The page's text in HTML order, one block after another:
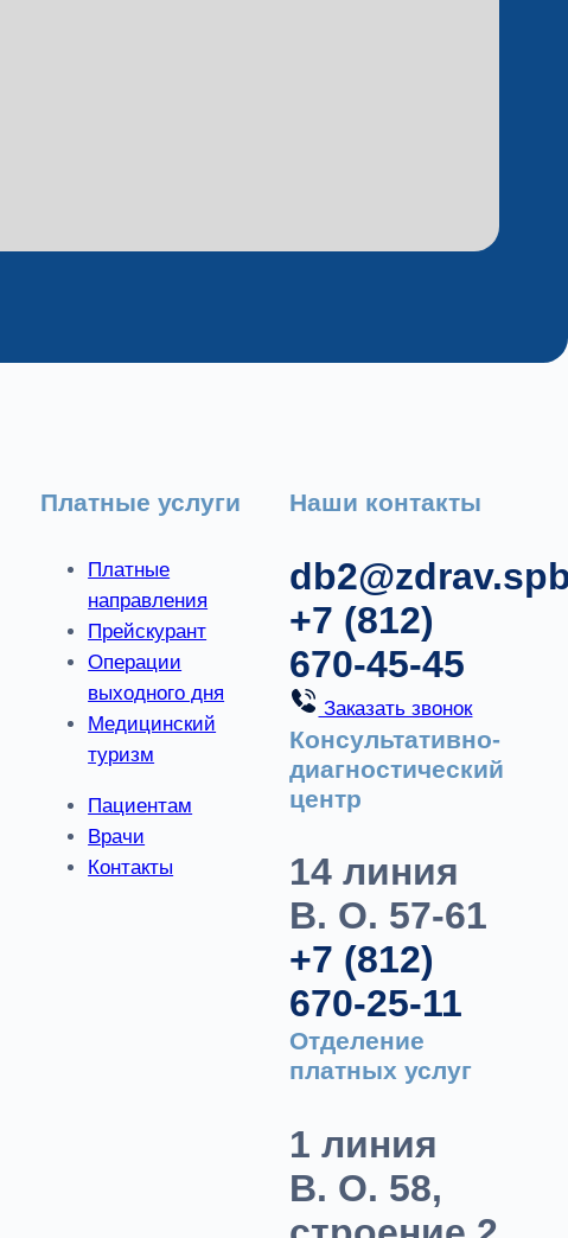
Платные услуги
Платные
направления
Прейскурант
Операции
выходного дня
Медицинский
туризм
Пациентам
Врачи
Контакты
Наши контакты
+7 (812)
670-45-45
Заказать звонок
Консультативно-
диагностический
центр
14 линия
В. О. 57-61
+7 (812)
670-25-11
Отделение
платных услуг
1 линия
В. О. 58,